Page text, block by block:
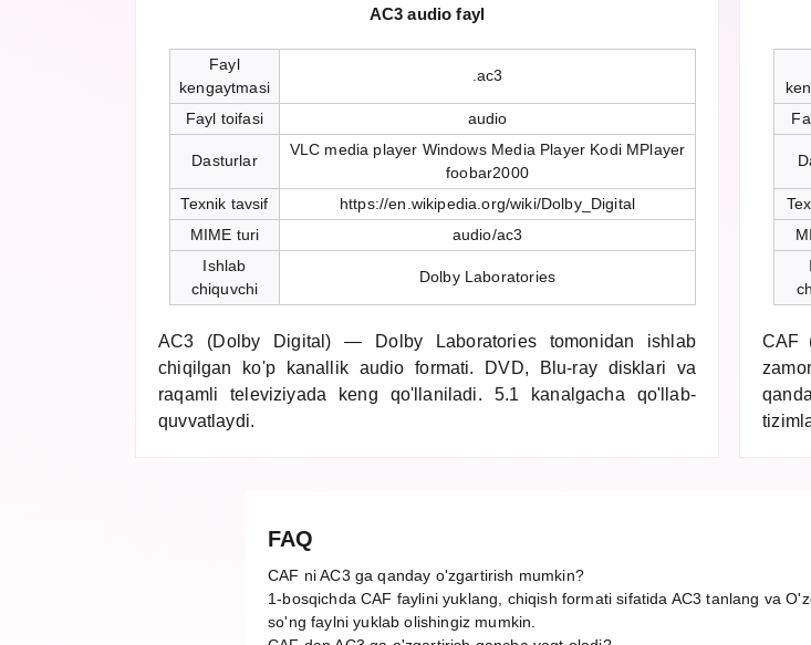
AC3 audio fayl
Fayl
kengaytmasi
.ac3
Fayl toifasi audio
Dasturlar
VLC media player Windows Media Player Kodi MPlayer
foobar2000
Texnik tavsif
https://en.wikipedia.org/wiki/Dolby_Digital
MIME turi
audio/ac3
Ishlab
chiquvchi
Dolby Laboratories
AC3 (Dolby Digital) — Dolby Laboratories tomonidan ishlab
chiqilgan ko'p kanallik audio formati. DVD, Blu-ray disklari va
raqamli televiziyada keng qo'llaniladi. 5.1 kanalgacha qo'llab-
quvvatlaydi.
CAF
FAQ
CAF ni AC3 ga qanday o'zgartirish mumkin?
1-bosqichda CAF faylini yuklang, chiqish formati sifatida AC3 tanlang va
so'ng faylni yuklab olishingiz mumkin.